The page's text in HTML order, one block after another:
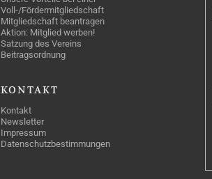
Voll-/Fördermitgliedschaft
Mitgliedschaft beantragen
Aktion: Mitglied werben!
Satzung des Vereins
Beitragsordnung
KONTAKT
Kontakt
Newsletter
Impressum
Datenschutzbestimmungen